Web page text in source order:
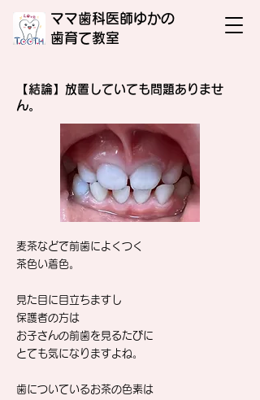
ママ歯科医師ゆかの
​歯育て教室
【結論】放置していても問題ありませ
ん。
麦茶などで前歯によくつく
茶色い着色。
見た目に目立ちますし
保護者の方は
お子さんの前歯を見るたびに
とても気になりますよね。
歯についているお茶の色素は